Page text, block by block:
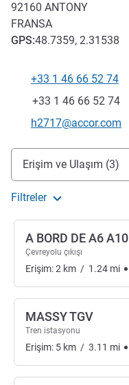
92160 ANTONY
FRANSA
GPS:48.7359, 2.31538
Telefon
+33 1 46 66 52 74
Faks
+33 1 46 66 52 74
İletişim için e-posta
h2717@accor.com
Erişim ve ulaşım
Erişim ve Ulaşım (3)
Filtreler
A BORD DE A6 A10
Çevreyolu çıkışı
Erişim:2 km / 1.24 mi
MASSY TGV
Tren istasyonu
Erişim: 5 km / 3.11 mi